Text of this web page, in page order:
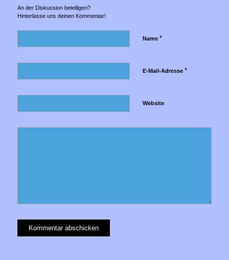
An der Diskussion beteiligen?
Hinterlasse uns deinen Kommentar!
Name *
E-Mail-Adresse *
Website